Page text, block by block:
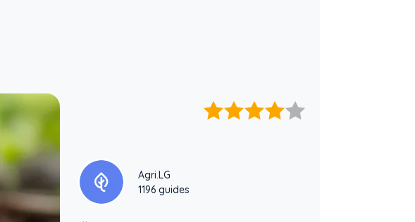
Agri.LG
1196 guides